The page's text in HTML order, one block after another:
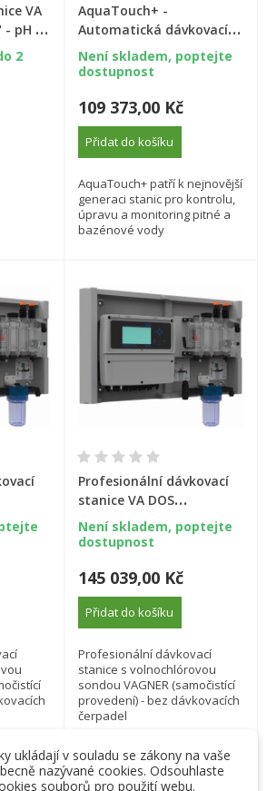
VA
- pH +
2
AquaTouch+ -
Automatická dávkovací a
monitorovací stanice
Není skladem, poptejte
dostupnost
109 373,00 Kč
Přidat do košíku
AquaTouch+ patří k nejnovější
generaci stanic pro kontrolu,
úpravu a monitoring pitné a
bazénové vody
Profesionální dávkovací
stanice VA DOS
PROFESSIONAL "SEKO" -
pH/ORP/FCL + sonda
Není skladem, poptejte
dostupnost
145 039,00 Kč
Přidat do košíku
Profesionální dávkovací
stanice s volnochlórovou
sondou VAGNER (samočistící
provedení) - bez dávkovacích
čerpadel
ukládají v souladu se zákony na vaše
nazývané cookies. Odsouhlaste
souborů pro použití webu.